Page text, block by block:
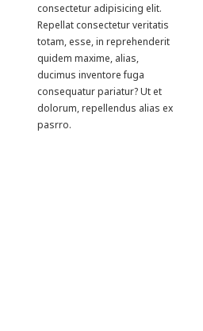
consectetur adipisicing elit.
Repellat consectetur veritatis
totam, esse, in reprehenderit
quidem maxime, alias,
ducimus inventore fuga
consequatur pariatur? Ut et
dolorum, repellendus alias ex
pasrro.